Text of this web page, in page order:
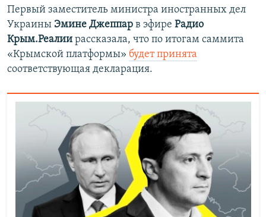
Первый заместитель министра иностранных дел
Украины Эмине Джеппар в эфире Радио
Крым.Реалии рассказала, что по итогам саммита
«Крымской платформы» будет принята
соответствующая декларация.